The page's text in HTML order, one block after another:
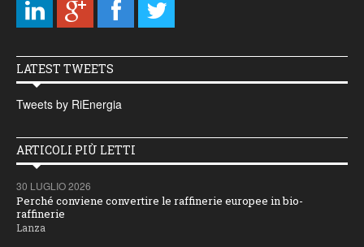
LATEST TWEETS
Tweets by RiEnergia
ARTICOLI PIÙ LETTI
30 LUGLIO 2026
Perché conviene convertire le raffinerie europee in bio-
raffinerie
Lanza